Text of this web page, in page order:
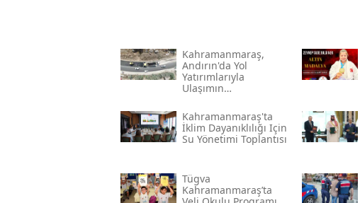
Kahramanmaraş,
Andırın'da Yol
Yatırımlarıyla
Ulaşımın
Yükseltiyor
Kahramanmaraş'ta
İklim Dayanıklılığı Için
Su Yönetimi Toplantısı
Tügva
Kahramanmaraş’ta